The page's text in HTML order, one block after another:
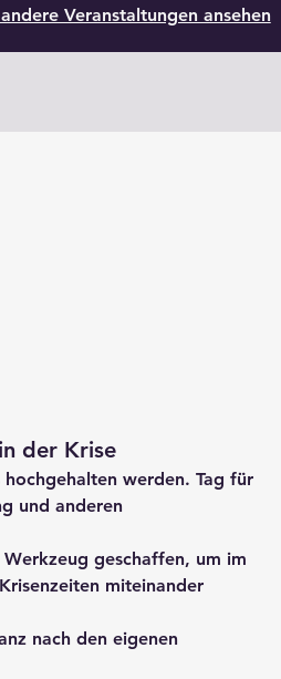
Veranstaltungen ansehen
der Krise
werden. Tag für
und anderen
geschaffen, um im
miteinander
nach den eigenen